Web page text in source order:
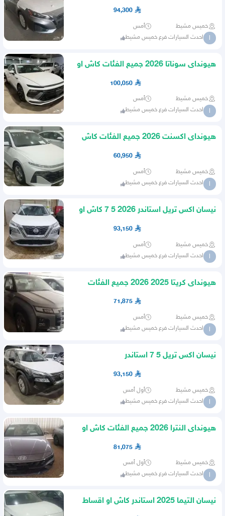
94,300
خميس مشيط أمس
ا احدث السيارات فرع خميس مشيط
هيونداى سوناتا 2026 جميع الفئات كاش او
100,050
خميس مشيط أمس
ا احدث السيارات فرع خميس مشيط
هيونداى اكسنت 2026 جميع الفئات كاش
60,950
خميس مشيط أمس
ا احدث السيارات فرع خميس مشيط
نيسان اكس تريل استاندر 2026 5 7 كاش او
93,150
خميس مشيط أمس
ا احدث السيارات فرع خميس مشيط
هيونداى كريتا 2025 2026 جميع الفئات
71,875
خميس مشيط أمس
ا احدث السيارات فرع خميس مشيط
نيسان اكس تريل 5 7 استاندر
93,150
خميس مشيط أول أمس
ا احدث السيارات فرع خميس مشيط
هيونداى النترا 2026 جميع الفئات كاش او
81,075
خميس مشيط أول أمس
ا احدث السيارات فرع خميس مشيط
نيسان التيما 2025 استاندر كاش او اقساط